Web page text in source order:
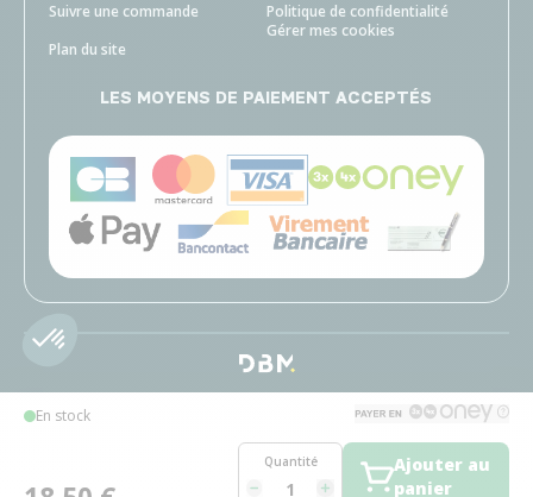
En stock
Quantité
Ajouter au
panier
Suivre une commande
Plan du site
Politique de confidentialité
Gérer mes cookies
LES MOYENS DE PAIEMENT ACCEPTÉS